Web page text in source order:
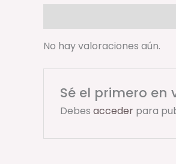
No hay valoraciones aún.
Sé el primero
Debes accederpara